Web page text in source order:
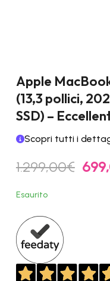
Apple
(13,3 pollici,
SSD) –
Scopri tutti i
1.299,00€ Il
Esaurito